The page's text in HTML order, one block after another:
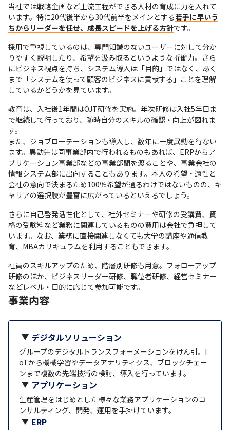
当社では戦略企画など上流工程ができる人材の育成に力を入れて
います。特に20代後半から30代前半をメインとする若手に早いう
ちからリーダーを任せ、成長スピードを上げる方針です。
採用で重視しているのは、専門知識のないユーザーに対して分か
りやすく説明したり、希望を汲み取るというような折衝力。さら
にビジネス視点を持ち、システム導入は「目的」ではなく、あく
まで「システムを使って顧客のビジネスに貢献する」ことを理解
しているかどうかを見ています。
教育は、入社後1年間はOJT研修を実施。年次研修は入社5年目ま
で継続して行っており、随時自分のスキルの確認・向上が図れま
す。
また、ジョブローテーションも導入し、数年に一度異動を行ない
ます。異動先は同事業部内で行われるものもあれば、ERPからア
プリケーション事業部などの事業部間を渡ることや、事業会社の
情報システム部に出向することもあります。本人の希望・適性と
会社の意向で決まるため100％希望が通るわけではないものの、キ
ャリアの選択肢が豊富に広がっているといえるでしょう。
さらに自己啓発活性化として、社外セミナーや研修の受講費、資
格の受験料など業務に関連しているものの費用は会社で負担して
います。なお、業務に直接関連しなくても大学の講座や通信教
育、MBAカリキュラムを利用することもできます。
社員のスキルアップのため、階層別研修も用意。フォローアップ
研修のほか、ビジネスリーダー研修、職位者研修、経営セミナー
などレベル・目的に応じて参加可能です。
事業内容
デジタルソリューション
グループのデジタルトランスフォーメーションをけん引。I
oTから機械学習やデータアナリティクス、ブロックチェー
ンまで複数の先端技術の検討、導入を行っています。
アプリケーション
生産管理をはじめとした様々な業務アプリケーションのコ
ンサルティング、開発、運用を手掛けています。
ERP